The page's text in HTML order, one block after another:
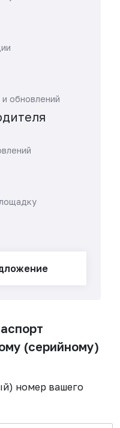
обновлений
(серийному)
номер вашего